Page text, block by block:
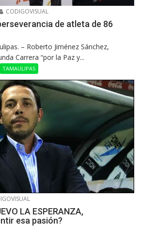
CODIGOVISUAL
de atleta de 86
– Roberto Jiménez Sánchez,
Carrera “por la Paz y...
TAMAULIPAS
LA ESPERANZA,
esa pasión?